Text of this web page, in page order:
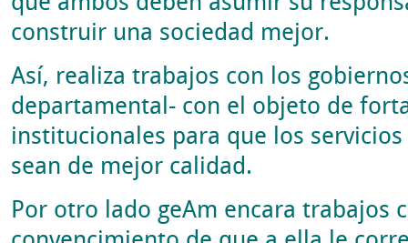
construir una sociedad mejor.
Así, realiza trabajos con los
departamental- con el objeto de
institucionales para que los
sean de mejor calidad.
Por otro lado geAm encara trabajos